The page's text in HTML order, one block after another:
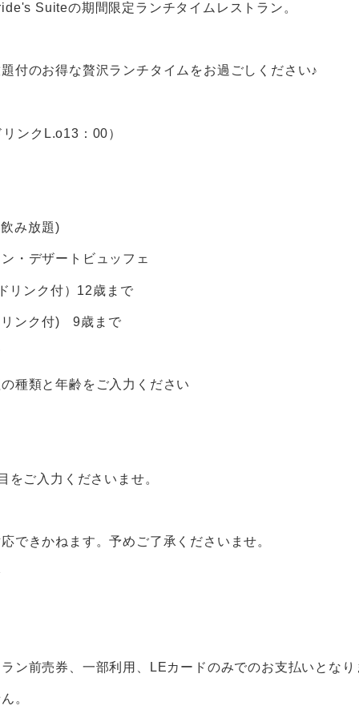
Suiteの期間限定ランチタイムレストラン。
付のお得な贅沢ランチタイムをお過ごしください♪
ンクL.o13：00）
み放題)
・デザートビュッフェ
リンク付）12歳まで
リンク付) 9歳まで
種類と年齢をご入力ください
ご入力くださいませ。
できかねます。予めご了承くださいませ。
ン前売券、一部利用、LEカードのみでのお支払いとなり
。